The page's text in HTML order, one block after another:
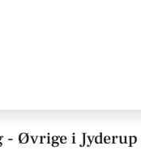
- Øvrige i Jyderup